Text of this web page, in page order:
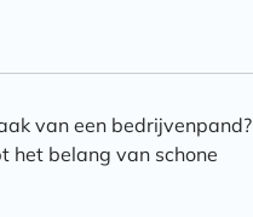
van een bedrijvenpand?
het belang van schone